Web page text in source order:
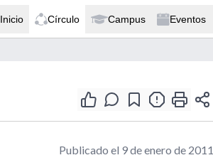
Inicio Círculo Campus Eventos
Publicado el 9 de enero de 2011